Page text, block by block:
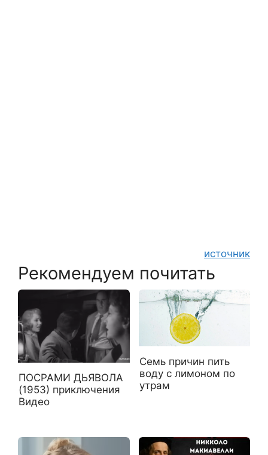
источник
Рекомендуем почитать
ПОСРАМИ ДЬЯВОЛА
(1953) приключения
Видео
Семь причин пить
воду с лимоном по
утрам